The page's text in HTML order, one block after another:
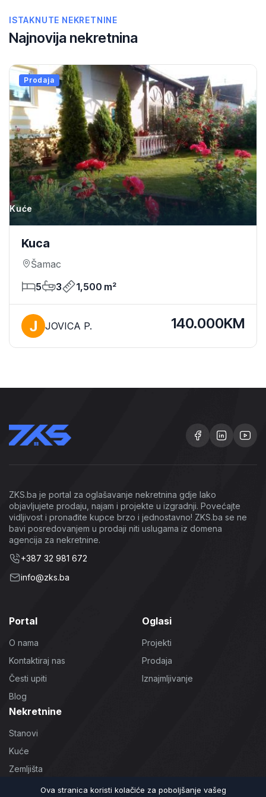
ISTAKNUTE NEKRETNINE
Najnovija nekretnina
Prodaja
Kuće
Kuca
Šamac
5
3 1,500 m²
JOVICA P. 140.000KM
ZKS.ba je portal za oglašavanje nekretnina gdje lako
objavljujete prodaju, najam i projekte u izgradnji. Povećajte
vidljivost i pronađite kupce brzo i jednostavno! ZKS.ba se ne
bavi posredovanjem u prodaji niti uslugama iz domena
agencija za nekretnine.
+387 32 981 672
info@zks.ba
Portal
O nama
Kontaktiraj nas
Česti upiti
Blog
Oglasi
Projekti
Prodaja
Iznajmljivanje
Nekretnine
Stanovi
Kuće
Zemljišta
Poslovni prostori
Ova stranica koristi kolačiće za poboljšanje vašeg